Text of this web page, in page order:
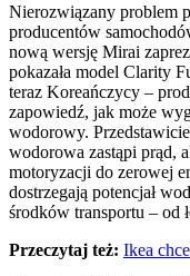
Nierozwiązany problem
producentów
nową wersję Mirai
pokazała model Clarity
teraz Koreańczycy –
zapowiedź, jak może
wodorowy.
wodorowa zastąpi prąd,
motoryzacji do zerowej
dostrzegają potencjał
środków transportu – od
Przeczytaj też: Ikea